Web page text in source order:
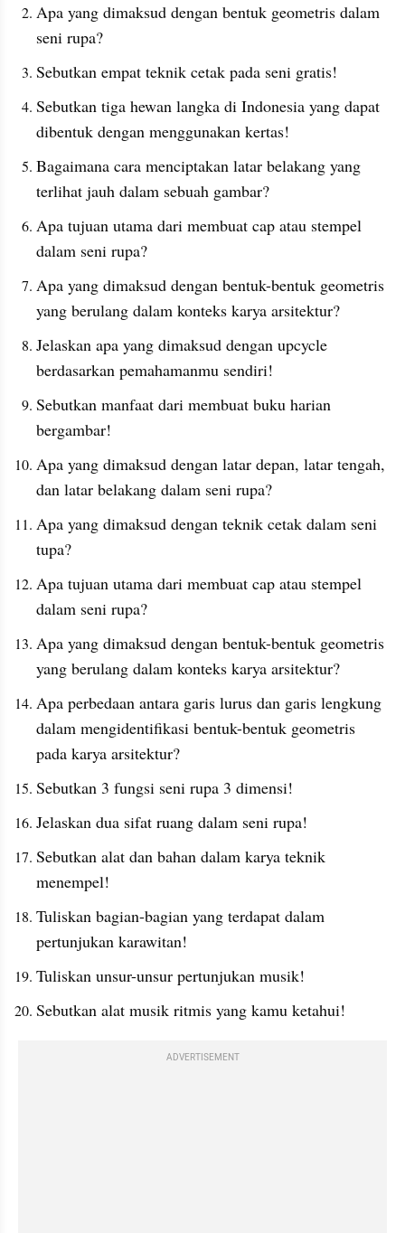
Apa yang dimaksud dengan bentuk geometris dalam
seni rupa?
Sebutkan empat teknik cetak pada seni gratis!
Sebutkan tiga hewan langka di Indonesia yang dapat
dibentuk dengan menggunakan kertas!
Bagaimana cara menciptakan latar belakang yang
terlihat jauh dalam sebuah gambar?
Apa tujuan utama dari membuat cap atau stempel
dalam seni rupa?
Apa yang dimaksud dengan bentuk-bentuk geometris
yang berulang dalam konteks karya arsitektur?
Jelaskan apa yang dimaksud dengan upcycle
berdasarkan pemahamanmu sendiri!
Sebutkan manfaat dari membuat buku harian
bergambar!
Apa yang dimaksud dengan latar depan, latar tengah,
dan latar belakang dalam seni rupa?
Apa yang dimaksud dengan teknik cetak dalam seni
tupa?
Apa tujuan utama dari membuat cap atau stempel
dalam seni rupa?
Apa yang dimaksud dengan bentuk-bentuk geometris
yang berulang dalam konteks karya arsitektur?
Apa perbedaan antara garis lurus dan garis lengkung
dalam mengidentifikasi bentuk-bentuk geometris
pada karya arsitektur?
Sebutkan 3 fungsi seni rupa 3 dimensi!
Jelaskan dua sifat ruang dalam seni rupa!
Sebutkan alat dan bahan dalam karya teknik
menempel!
Tuliskan bagian-bagian yang terdapat dalam
pertunjukan karawitan!
Tuliskan unsur-unsur pertunjukan musik!
Sebutkan alat musik ritmis yang kamu ketahui!
ADVERTISEMENT